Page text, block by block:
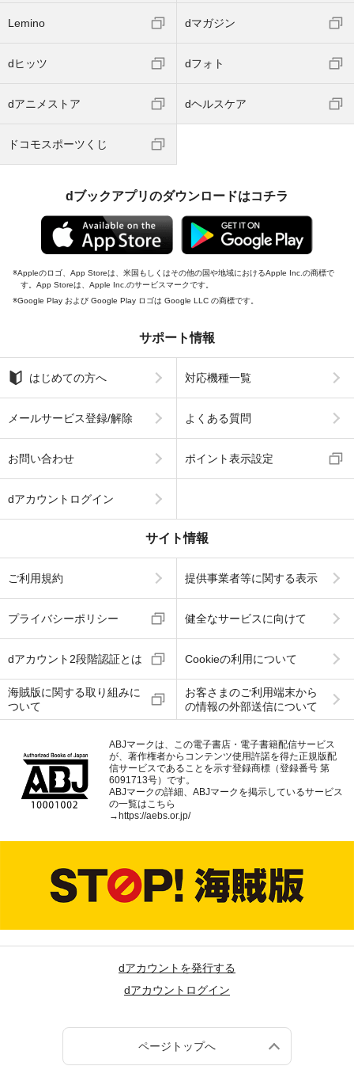
Lemino dマガジン
dヒッツ dフォト
dアニメストア dヘルスケア
ドコモスポーツくじ
dブックアプリのダウンロードはコチラ
Appleのロゴ、App Storeは、米国もしくはその他の国や地域におけるApple Inc.の商標で
す。App Storeは、Apple Inc.のサービスマークです。
Google Play および Google Play ロゴは Google LLC の商標です。
サポート情報
はじめての方へ 対応機種一覧
メールサービス登録/解除 よくある質問
お問い合わせ ポイント表示設定
dアカウントログイン
サイト情報
ご利用規約 提供事業者等に関する表示
プライバシーポリシー 健全なサービスに向けて
dアカウント2段階認証とは Cookieの利用について
海賊版に関する取り組みに
ついて
お客さまのご利用端末から
の情報の外部送信について
ABJマークは、この電子書店・電子書籍配信サービス
が、著作権者からコンテンツ使用許諾を得た正規版配
信サービスであることを示す登録商標（登録番号 第
6091713号）です。
ABJマークの詳細、ABJマークを掲示しているサービス
の一覧はこちら
→ https://aebs.or.jp/
dアカウントを発行する
dアカウントログイン
ページトップへ